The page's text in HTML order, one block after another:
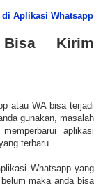
Aplikasi Whatsapp
Kirim
atau WA bisa terjadi
gunakan, masalah
aplikasi
terbaru.
Whatsapp yang
maka anda bisa